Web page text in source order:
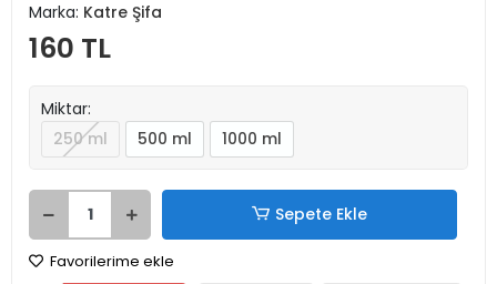
Marka: Katre Şifa
160 TL
Miktar:
250 ml
500 ml 1000 ml
Sepete Ekle
Favorilerime ekle